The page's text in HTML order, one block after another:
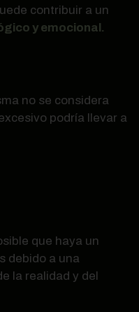
contribuir a un
y emocional.
no se considera
podría llevar a
que haya un
debido a una
la realidad y del